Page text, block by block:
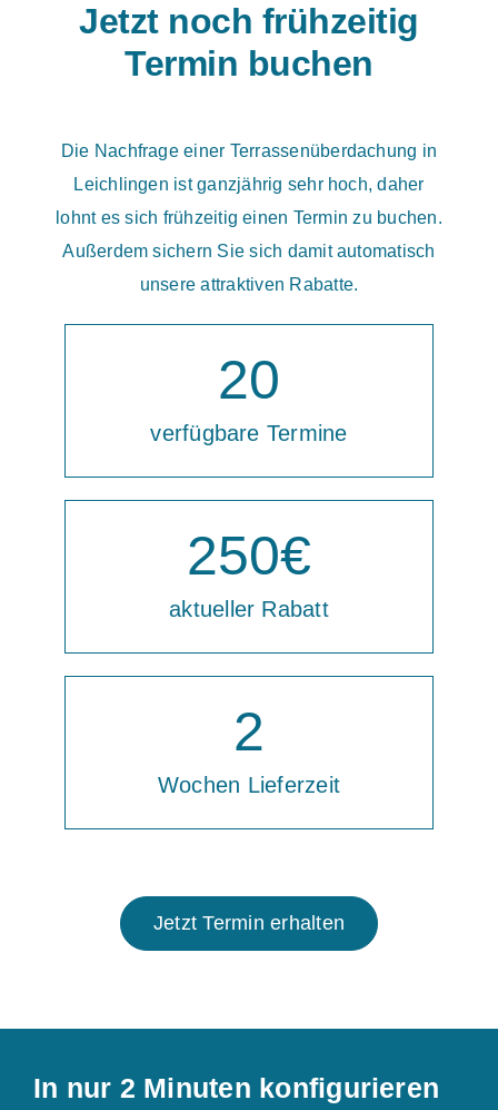
Jetzt noch frühzeitig
Termin buchen
Die Nachfrage einer Terrassenüberdachung in
Leichlingen ist ganzjährig sehr hoch, daher
lohnt es sich frühzeitig einen Termin zu buchen.
Außerdem sichern Sie sich damit automatisch
unsere attraktiven Rabatte.
20
verfügbare Termine
250€
aktueller Rabatt
2
Wochen Lieferzeit
Jetzt Termin erhalten
In nur 2 Minuten konfigurieren